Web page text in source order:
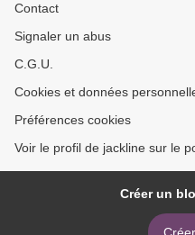
Contact
Signaler un abus
C.G.U.
Cookies et données
Préférences cookies
Voir le profil de jackline sur le
Créer un